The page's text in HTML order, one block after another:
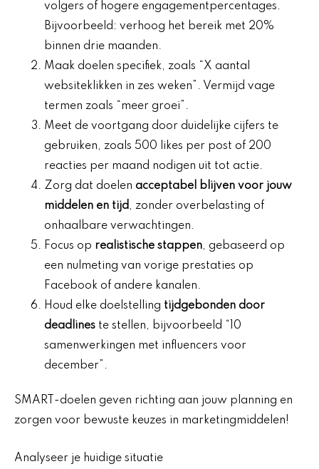
volgers of hogere engagementpercentages.
Bijvoorbeeld: verhoog het bereik met 20%
binnen drie maanden.
Maak doelen specifiek, zoals “X aantal
websiteklikken in zes weken”. Vermijd vage
termen zoals “meer groei”.
Meet de voortgang door duidelijke cijfers te
gebruiken, zoals 500 likes per post of 200
reacties per maand nodigen uit tot actie.
Zorg dat doelen acceptabel blijven voor jouw
middelen en tijd , zonder overbelasting of
onhaalbare verwachtingen.
Focus op realistische stappen, gebaseerd op
een nulmeting van vorige prestaties op
Facebook of andere kanalen.
Houd elke doelstelling tijdgebonden door
deadlines te stellen, bijvoorbeeld “10
samenwerkingen met influencers voor
december”.
SMART-doelen geven richting aan jouw planning en
zorgen voor bewuste keuzes in marketingmiddelen!
Analyseer je huidige situatie